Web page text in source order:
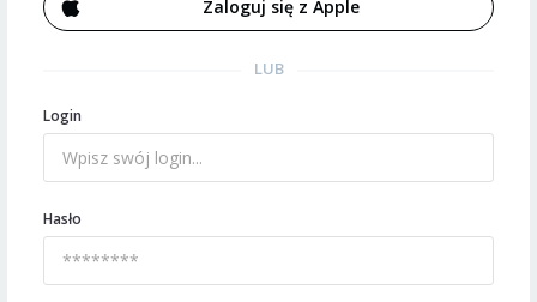
Zaloguj się z Apple
LUB
Login
Hasło